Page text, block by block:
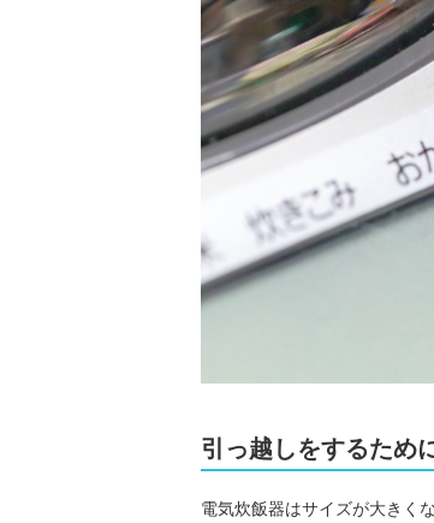
引っ越しをするため
電気炊飯器はサイズが大きく